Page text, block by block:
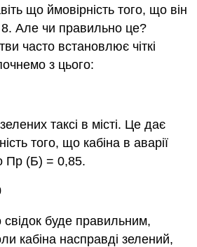
що ймовірність того, що він
Але чи правильно це?
часто встановлює чіткі
з цього:
зелених таксі в місті. Це дає
того, що кабіна в аварії
Пр (Б) = 0,85.
свідок буде правильним,
кабіна насправді зелений,